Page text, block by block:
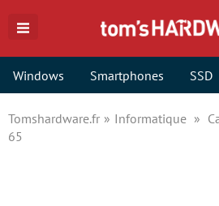
Windows Smartphones SSD
Tomshardware.fr Informatique
65